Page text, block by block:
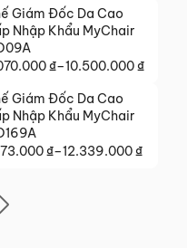
₫
Giám Đốc Da Cao
Nhập Khẩu MyChair
₫–10.500.000₫
₫
Giám Đốc Da Cao
Nhập Khẩu MyChair
₫–12.339.000₫
₫